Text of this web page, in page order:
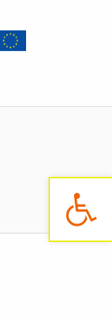
Otwórz pasek narzędzi